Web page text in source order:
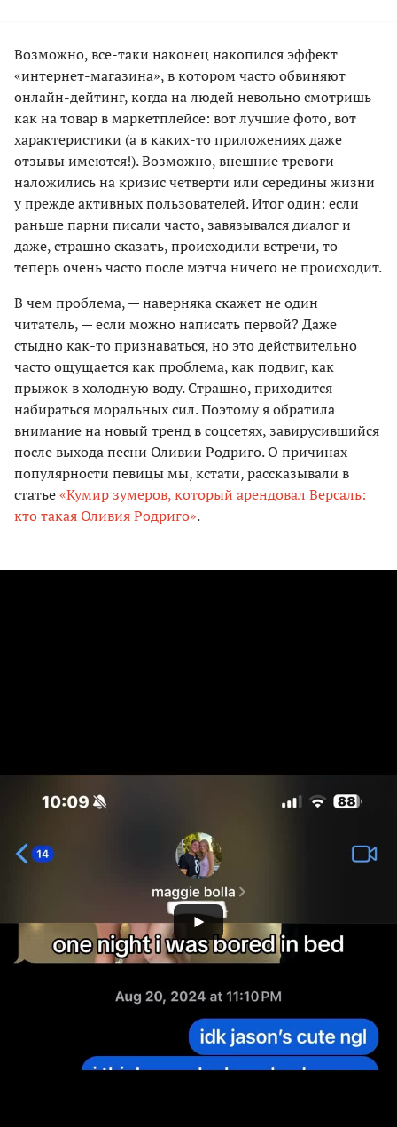
Возможно, все-таки наконец накопился эффект
«интернет-магазина», в котором часто обвиняют
онлайн-дейтинг, когда на людей невольно смотришь
как на товар в маркетплейсе: вот лучшие фото, вот
характеристики (а в каких-то приложениях даже
отзывы имеются!). Возможно, внешние тревоги
наложились на кризис четверти или середины жизни
у прежде активных пользователей. Итог один: если
раньше парни писали часто, завязывался диалог и
даже, страшно сказать, происходили встречи, то
теперь очень часто после мэтча ничего не происходит.
В чем проблема, — наверняка скажет не один
читатель, — если можно написать первой? Даже
стыдно как-то признаваться, но это действительно
часто ощущается как проблема, как подвиг, как
прыжок в холодную воду. Страшно, приходится
набираться моральных сил. Поэтому я обратила
внимание на новый тренд в соцсетях, завирусившийся
после выхода песни Оливии Родриго. О причинах
популярности певицы мы, кстати, рассказывали в
статье«Кумир зумеров, который арендовал Версаль:
кто такая Оливия Родриго».